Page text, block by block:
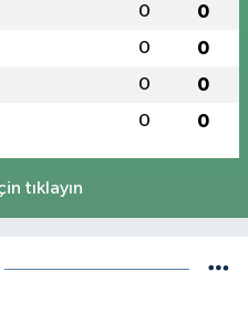
0 0
0 0
0 0
0 0
tıklayın